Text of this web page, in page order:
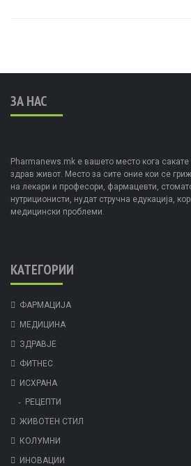
ЗА НАС
Pharmanews.mk е вашето место кога
здрав живот. Место за сите оние кои се
на лекари и професори, фармацевти,
нутриционисти, нудат стручна едукација,
медицински проблеми.
КАТЕГОРИИ
ФАРМАЦИЈА
МЕДИЦИНА
ЗДРАВЈЕ
ФИТНЕС
ИСХРАНА
РЕЦЕПТИ
ЖИВОТЕН СТИЛ
КОЛУМНИ
ИНОВАЦИИ